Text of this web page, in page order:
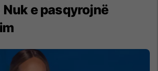
e pasqyrojnë